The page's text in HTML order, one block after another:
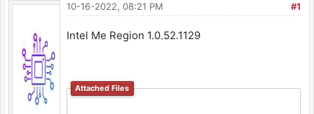
#1
10-16-2022, 08:21 PM
Intel Me Region 1.0.52.1129
Attached Files